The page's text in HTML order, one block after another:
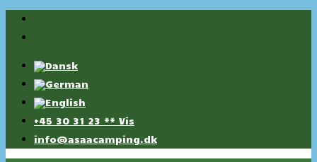
+45 30 31 23 ** Vis
info@asaacamping.dk